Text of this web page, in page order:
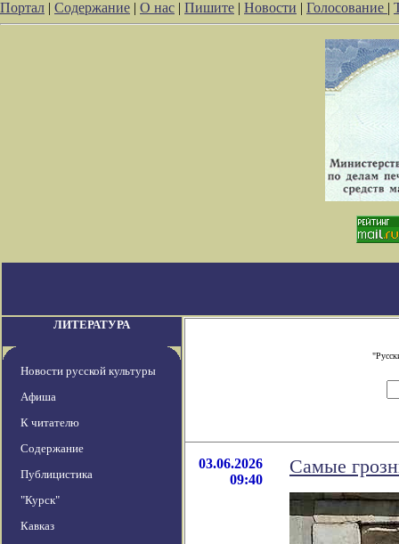
Портал | Содержание | О нас | Пишите | Новости | Голосование |
ЛИТЕРАТУРА
Новости русской культуры
Афиша
К читателю
Содержание
Публицистика
"Курск"
Кавказ
03.06.2026
09:40
Самые